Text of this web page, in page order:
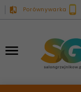
Porównywarka